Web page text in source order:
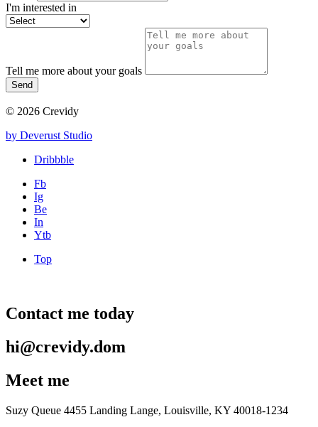
I'm interested in
Tell me more about your goals
Send
© 2026 Crevidy
by Deverust Studio
Dribbble
Fb
Ig
Be
In
Ytb
Top
Contact me today
hi@crevidy.dom
Meet me
Suzy Queue 4455 Landing Lange, Louisville, KY 40018-1234